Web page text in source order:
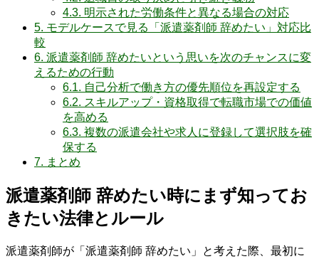
4.3. 明示された労働条件と異なる場合の対応
5. モデルケースで見る「派遣薬剤師 辞めたい」対応比
較
6. 派遣薬剤師 辞めたいという思いを次のチャンスに変
えるための行動
6.1. 自己分析で働き方の優先順位を再設定する
6.2. スキルアップ・資格取得で転職市場での価値
を高める
6.3. 複数の派遣会社や求人に登録して選択肢を確
保する
7. まとめ
派遣薬剤師 辞めたい時にまず知ってお
きたい法律とルール
派遣薬剤師が「派遣薬剤師 辞めたい」と考えた際、最初に